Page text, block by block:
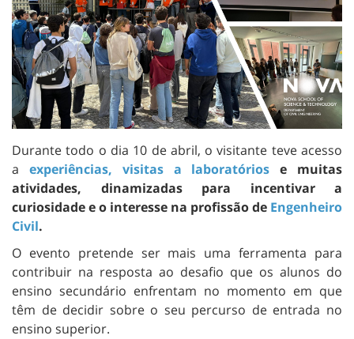
Durante todo o dia 10 de abril, o visitante teve acesso
a
experiências, visitas a laboratórios e muitas
atividades, dinamizadas para incentivar a
curiosidade e o interesse na profissão de Engenheiro
Civil.
O evento pretende ser mais uma ferramenta para
contribuir na resposta ao desafio que os alunos do
ensino secundário enfrentam no momento em que
têm de decidir sobre o seu percurso de entrada no
ensino superior.